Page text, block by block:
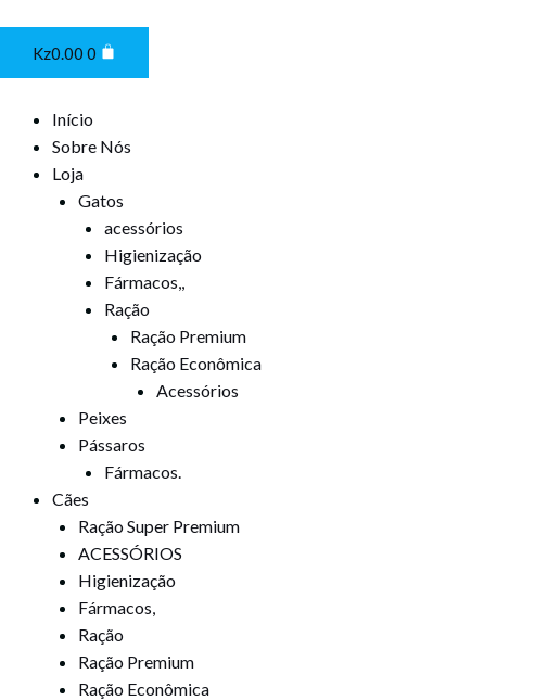
Kz0.00 0
Cart
Início
Sobre Nós
Loja
Gatos
acessórios
Higienização
Fármacos,,
Ração
Ração Premium
Ração Econômica
Acessórios
Peixes
Pássaros
Fármacos.
Cães
Ração Super Premium
ACESSÓRIOS
Higienização
Fármacos,
Ração
Ração Premium
Ração Econômica